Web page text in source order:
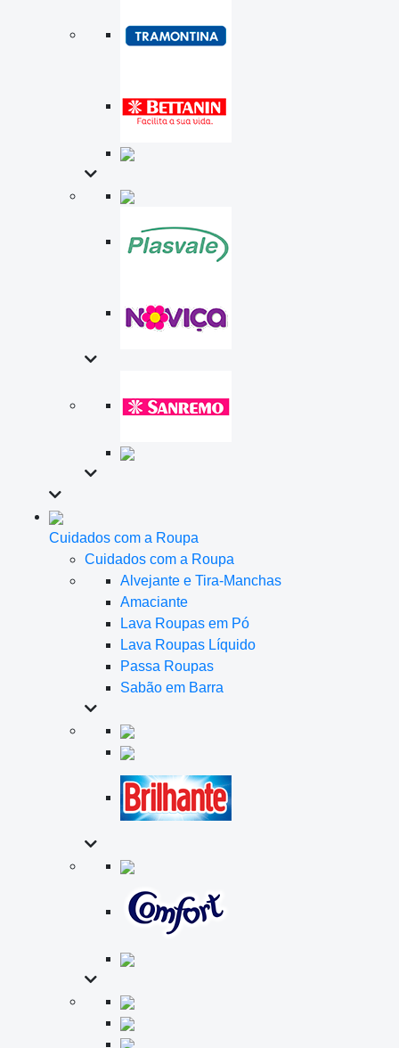
Cuidados com a Roupa
Cuidados com a Roupa
Alvejante e Tira-Manchas
Amaciante
Lava Roupas em Pó
Lava Roupas Líquido
Passa Roupas
Sabão em Barra